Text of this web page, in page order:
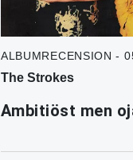
ALBUMRECENSION -
The Strokes
Ambitiöst men